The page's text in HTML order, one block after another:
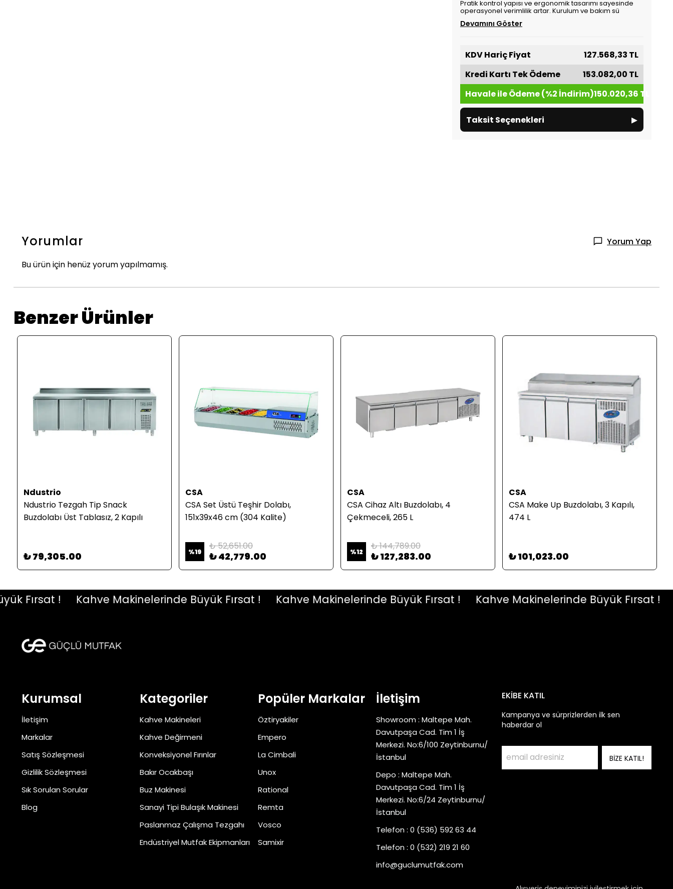
Pratik kontrol yapısı ve ergonomik tasarımı sayesinde
operasyonel verimlilik artar. Kurulum ve bakım sü
Devamını Göster
KDV Hariç Fiyat
127.568,33 TL
Kredi Kartı Tek Ödeme
153.082,00 TL
Havale ile Ödeme (%2 İndirim)150.020,36 TL
Taksit Seçenekleri ▸
Yorumlar Yorum Yap
Bu ürün için henüz yorum yapılmamış.
Benzer Ürünler
Ndustrio
Ndustrio Tezgah Tip Snack
Buzdolabı Üst Tablasız, 2 Kapılı
₺ 79,305.00
CSA
CSA Set Üstü Teşhir Dolabı,
151x39x46 cm (304 Kalite)
%19 ₺ 52,651.00
₺ 42,779.00
CSA
CSA Cihaz Altı Buzdolabı, 4
Çekmeceli, 265 L
%12 ₺ 144,789.00
₺ 127,283.00
CSA
CSA Make Up Buzdolabı, 3 Kapılı,
474 L
₺ 101,023.00
Fırsat ! Kahve Makinelerinde Büyük Fırsat ! Kahve Makinelerinde Büyük Fırsat ! Kahve Makinelerinde Büyük Fırsat !
Kurumsal
İletişim
Markalar
Satış Sözleşmesi
Gizlilik Sözleşmesi
Sık Sorulan Sorular
Blog
Kategoriler
Kahve Makineleri
Kahve Değirmeni
Konveksiyonel Fırınlar
Bakır Ocakbaşı
Buz Makinesi
Sanayi Tipi Bulaşık Makinesi
Paslanmaz Çalışma Tezgahı
Endüstriyel Mutfak Ekipmanları
Popüler Markalar
Öztiryakiler
Empero
La Cimbali
Unox
Rational
Remta
Vosco
Samixir
İletişim
Showroom : Maltepe Mah.
Davutpaşa Cad. Tim 1 İş
Merkezi. No:6/100 Zeytinburnu/
İstanbul
Depo : Maltepe Mah.
Davutpaşa Cad. Tim 1 İş
Merkezi. No:6/24 Zeytinburnu/
İstanbul
Telefon : 0 (536) 592 63 44
Telefon : 0 (532) 219 21 60
info@guclumutfak.com
EKİBE KATIL
Kampanya ve sürprizlerden ilk sen
haberdar ol
BİZE KATIL!